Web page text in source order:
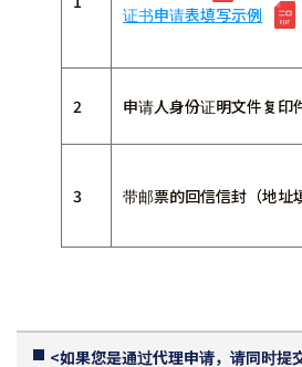
证书申请表填写示例
2 申请人身份证明文件复印
3 带邮票的回信信封（地址
<如果您是通过代理申请，请同时提